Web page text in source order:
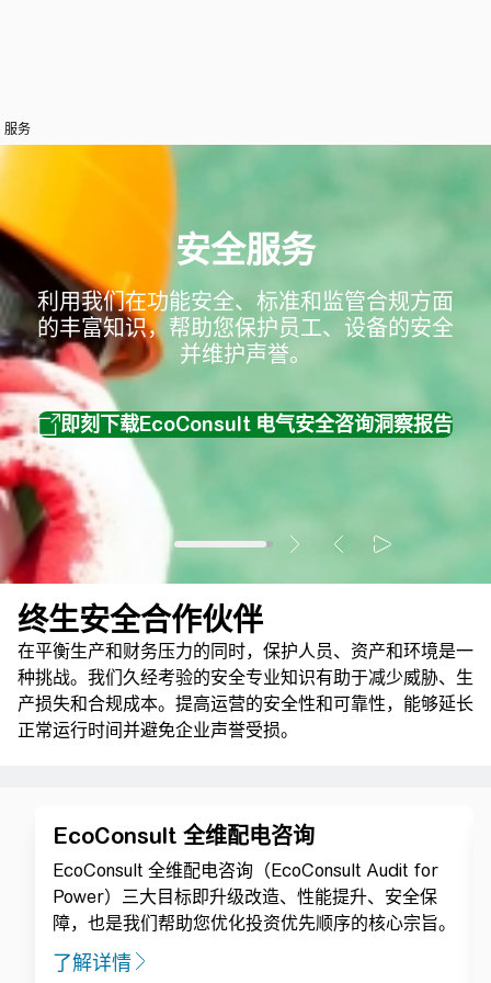
服务
安全服务
利用我们在功能安全、标准和监管合规方面
的丰富知识，帮助您保护员工、设备的安全
并维护声誉。
终生安全合作伙伴
在平衡生产和财务压力的同时，保护人员、资产和环境是一
种挑战。我们久经考验的安全专业知识有助于减少威胁、生
产损失和合规成本。提高运营的安全性和可靠性，能够延长
正常运行时间并避免企业声誉受损。
EcoConsult 全维配电咨询
EcoConsult 全维配电咨询（EcoConsult Audit for
Power）三大目标即升级改造、性能提升、安全保
障，也是我们帮助您优化投资优先顺序的核心宗旨。
了解详情